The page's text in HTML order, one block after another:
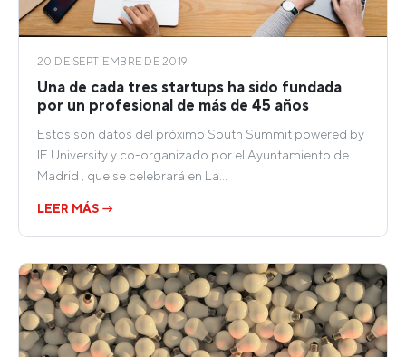
20 DE SEPTIEMBRE DE 2019
Una de cada tres startups ha sido fundada
por un profesional de más de 45 años
Estos son datos del próximo South Summit powered by
IE University y co-organizado por el Ayuntamiento de
Madrid , que se celebrará en La…
LEER MÁS →